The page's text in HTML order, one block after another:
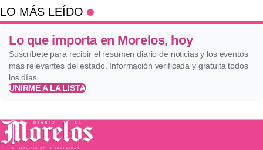
LO MÁS LEÍDO
Lo que importa en Morelos, hoy
Suscríbete para recibir el resumen diario de noticias y los eventos
más relevantes del estado. Información verificada y gratuita todos
los días.
UNIRME A LA LISTA